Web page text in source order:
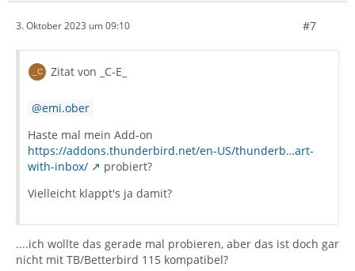
3. Oktober 2023 um 09:10 #7
Zitat von _C-E_
emi.ober
Haste mal mein Add-on
https://addons.thunderbird.net/en-US/thunderb…art-
with-inbox/
probiert?
Vielleicht klappt's ja damit?
....ich wollte das gerade mal probieren, aber das ist doch gar
nicht mit TB/Betterbird 115 kompatibel?